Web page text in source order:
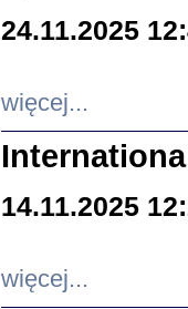
24.11.2025
więcej...
14.11.2025
więcej...